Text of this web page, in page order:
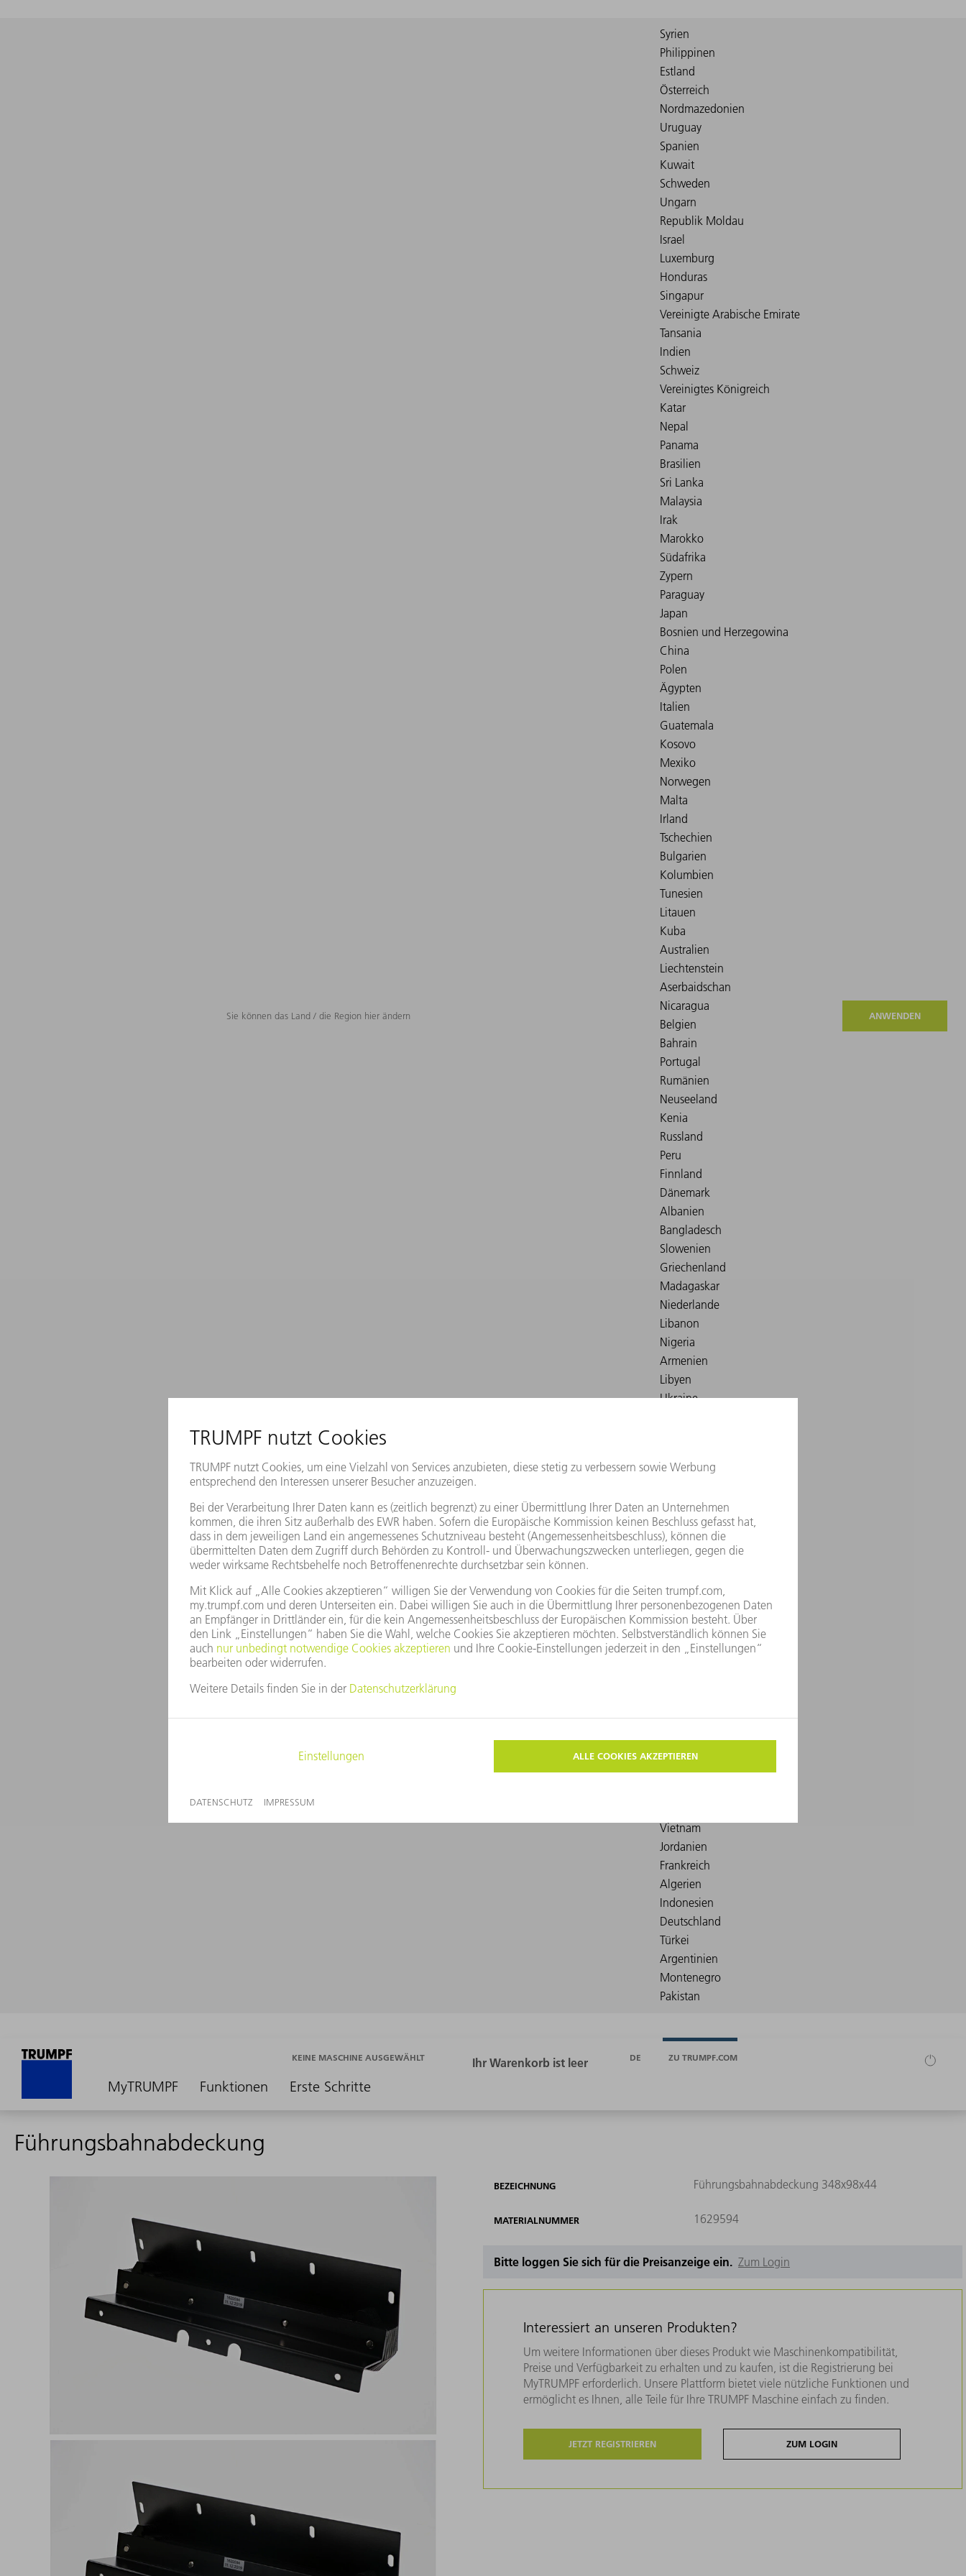
Sie können das Land / die Region hier ändern ANWENDEN
MyTRUMPF Funktionen Erste Schritte
KEINE MASCHINE AUSGEWÄHLT DE ZU TRUMPF.COM
Führungsbahnabdeckung
BEZEICHNUNG Führungsbahnabdeckung 348x98x44
MATERIALNUMMER 1629594
Bitte loggen Sie sich für die Preisanzeige ein. Zum Login
Interessiert an unseren Produkten?
Um weitere Informationen über dieses Produkt wie Maschinenkompatibilität,
Preise und Verfügbarkeit zu erhalten und zu kaufen, ist die Registrierung bei
MyTRUMPF erforderlich. Unsere Plattform bietet viele nützliche Funktionen und
ermöglicht es Ihnen, alle Teile für Ihre TRUMPF Maschine einfach zu finden.
JETZT REGISTRIEREN ZUM LOGIN